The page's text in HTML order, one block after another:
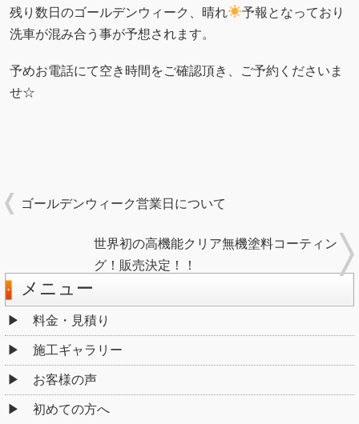
残り数日のゴールデンウィーク、晴れ
予報となっており
洗車が混み合う事が予想されます。
予めお電話にて空き時間をご確認頂き、ご予約くださいま
せ☆
ゴールデンウィーク営業日について
世界初の高機能クリア無機塗料コーティン
グ！販売決定！！
メニュー
料金・見積り
施工ギャラリー
お客様の声
初めての方へ